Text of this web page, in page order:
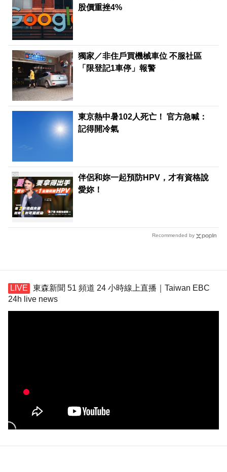
股價重挫4%
獨家／非住戶買機械車位 不服社區
「限登記1車停」報警
東京熱中暑102人死亡！ 官方急喊：
記得開冷氣
伴侶和妳一起預防HPV，才有資格說
愛妳！
PR
Recommended by
東森新聞 51 頻道 24 小時線上直播｜Taiwan EBC
24h live news